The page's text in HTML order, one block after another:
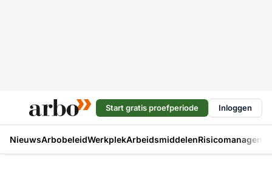
Start gratis proefperiode Inloggen
NieuwsArbobeleidWerkplekArbeidsmiddelen